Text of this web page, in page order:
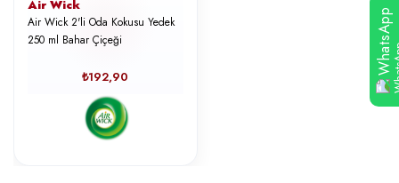
Air Wick
Air Wick 2'li Oda Kokusu Yedek
250 ml Bahar Çiçeği
₺192,90
WhatsApp